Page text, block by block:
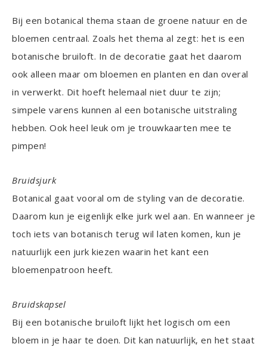
Bij een botanical thema staan de groene natuur en de
bloemen centraal. Zoals het thema al zegt: het is een
botanische bruiloft. In de decoratie gaat het daarom
ook alleen maar om bloemen en planten en dan overal
in verwerkt. Dit hoeft helemaal niet duur te zijn;
simpele varens kunnen al een botanische uitstraling
hebben. Ook heel leuk om je trouwkaarten mee te
pimpen!
Bruidsjurk
Botanical gaat vooral om de styling van de decoratie.
Daarom kun je eigenlijk elke jurk wel aan. En wanneer je
toch iets van botanisch terug wil laten komen, kun je
natuurlijk een jurk kiezen waarin het kant een
bloemenpatroon heeft.
Bruidskapsel
Bij een botanische bruiloft lijkt het logisch om een
bloem in je haar te doen. Dit kan natuurlijk, en het staat